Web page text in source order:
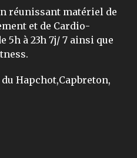
réunissant matériel de
et de Cardio-
5h à 23h 7j/ 7 ainsi que
Hapchot,Capbreton,